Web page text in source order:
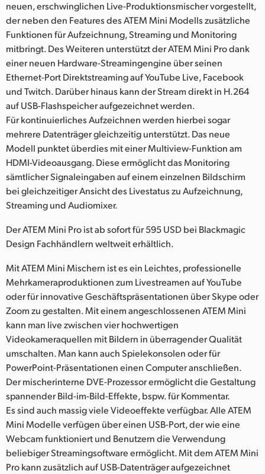
Japan
Korea
Mexico
Malaysia
Netherlands
New Zealand
Norway
Poland
Portugal
Singapore
Spain
Sweden
Chinese Taipei
Turkey
Ukraine
United Kingdom
neuen, erschwinglichen Live-Produktionsmischer vorgestellt,
der neben den Features des ATEM Mini Modells zusätzliche
Funktionen für Aufzeichnung, Streaming und Monitoring
mitbringt. Des Weiteren unterstützt der ATEM Mini Pro dank
einer neuen Hardware-Streamingengine über seinen
Ethernet-Port Direktstreaming auf YouTube Live, Facebook
und Twitch. Darüber hinaus kann der Stream direkt in H.264
auf USB-Flashspeicher aufgezeichnet werden.
Für kontinuierliches Aufzeichnen werden hierbei sogar
mehrere Datenträger gleichzeitig unterstützt. Das neue
Modell punktet überdies mit einer Multiview-Funktion am
HDMI-Videoausgang. Diese ermöglicht das Monitoring
sämtlicher Signaleingaben auf einem einzelnen Bildschirm
bei gleichzeitiger Ansicht des Livestatus zu Aufzeichnung,
Streaming und Audiomixer.
Der ATEM Mini Pro ist ab sofort für 595 USD bei Blackmagic
Design Fachhändlern weltweit erhältlich.
Mit ATEM Mini Mischern ist es ein Leichtes, professionelle
Mehrkameraproduktionen zum Livestreamen auf YouTube
oder für innovative Geschäftspräsentationen über Skype oder
Zoom zu gestalten. Mit einem angeschlossenen ATEM Mini
kann man live zwischen vier hochwertigen
Videokameraquellen mit Bildern in überragender Qualität
umschalten. Man kann auch Spielekonsolen oder für
PowerPoint-Präsentationen einen Computer anschließen.
Der mischerinterne DVE-Prozessor ermöglicht die Gestaltung
spannender Bild-im-Bild-Effekte, bspw. für Kommentar.
Es sind auch massig viele Videoeffekte verfügbar. Alle ATEM
Mini Modelle verfügen über einen USB-Port, der wie eine
Webcam funktioniert und Benutzern die Verwendung
beliebiger Streamingsoftware ermöglicht. Mit dem ATEM Mini
Pro kann zusätzlich auf USB-Datenträger aufgezeichnet